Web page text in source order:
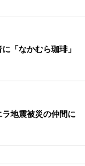
「なかむら珈琲」
地震被災の仲間に